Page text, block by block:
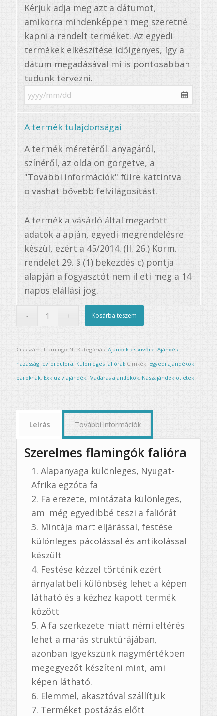
Kérjük adja meg azt a dátumot,
amikorra mindenképpen meg szeretné
kapni a rendelt terméket. Az egyedi
termékek elkészítése időigényes, így a
dátum megadásával mi is pontosabban
tudunk tervezni.
A termék tulajdonságai
A termék méretéről, anyagáról,
színéről, az oldalon görgetve, a
"További információk" fülre kattintva
olvashat bővebb felvilágosítást.
A termék a vásárló által megadott
adatok alapján, egyedi megrendelésre
készül, ezért a 45/2014. (II. 26.) Korm.
rendelet 29. § (1) bekezdés c) pontja
alapján a fogyasztót nem illeti meg a 14
napos elállási jog.
Kosárba teszem
Cikkszám: Flamingo-NF Kategóriák: Ajándék esküvőre, Ajándék
házassági évfordulóra, Különleges faliórák Címkék: Egyedi ajándékok
pároknak, Exkluzív ajándék, Madaras ajándékok, Nászajándék ötletek
Leírás További információk
Szerelmes flamingók falióra
Alapanyaga különleges, Nyugat-
Afrika egzóta fa
Fa erezete, mintázata különleges,
ami még egyedibbé teszi a faliórát
Mintája mart eljárással, festése
különleges pácolással és antikolással
készült
Festése kézzel történik ezért
árnyalatbeli különbség lehet a képen
látható és a kézhez kapott termék
között
A fa szerkezete miatt némi eltérés
lehet a marás struktúrájában,
azonban igyekszünk nagymértékben
megegyezőt készíteni mint, ami
képen látható.
Elemmel, akasztóval szállítjuk
Terméket postázás előtt